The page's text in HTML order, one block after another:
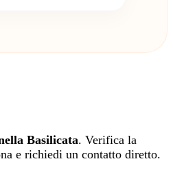
Basilicata. Verifica la
e richiedi un contatto diretto.